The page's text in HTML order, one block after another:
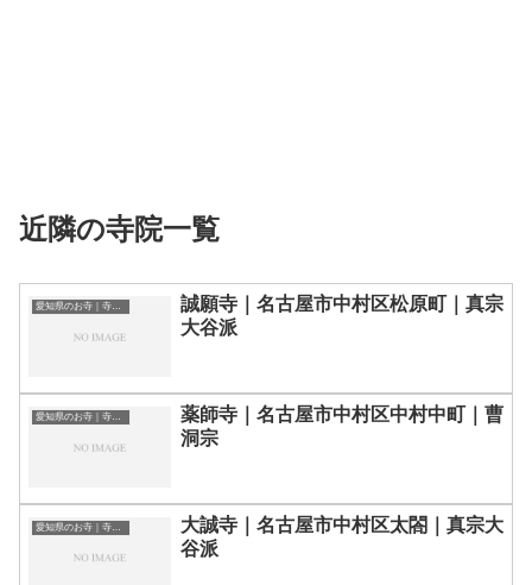
近隣の寺院一覧
愛知県のお寺｜寺院一覧
誠願寺｜名古屋市中村区松原町｜真宗
大谷派
愛知県のお寺｜寺院一覧
薬師寺｜名古屋市中村区中村中町｜曹
洞宗
愛知県のお寺｜寺院一覧
大誠寺｜名古屋市中村区太閤｜真宗大
谷派